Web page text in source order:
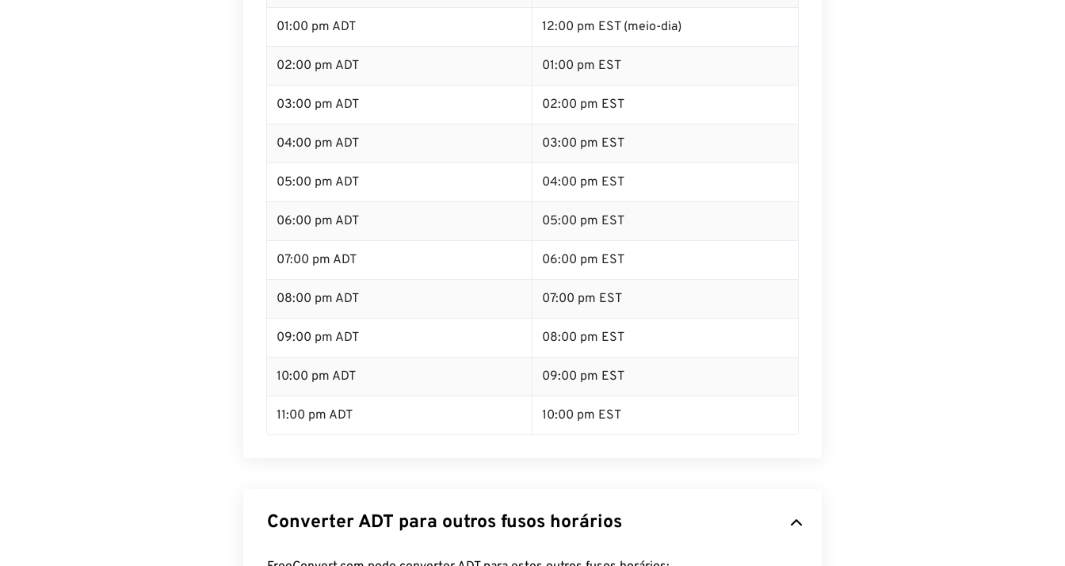
01:00 pm ADT 12:00 pm EST (meio-dia)
02:00 pm ADT 01:00 pm EST
03:00 pm ADT 02:00 pm EST
04:00 pm ADT 03:00 pm EST
05:00 pm ADT 04:00 pm EST
06:00 pm ADT 05:00 pm EST
07:00 pm ADT 06:00 pm EST
08:00 pm ADT 07:00 pm EST
09:00 pm ADT 08:00 pm EST
10:00 pm ADT 09:00 pm EST
11:00 pm ADT 10:00 pm EST
Converter ADT para outros fusos horários